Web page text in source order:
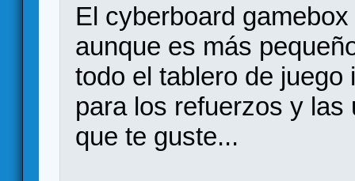
El cyberboard
aunque es más
todo el tablero de
para los refuerzos y
que te guste...